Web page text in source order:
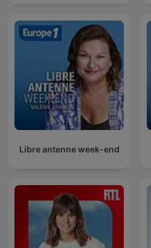
Libre antenne week-end